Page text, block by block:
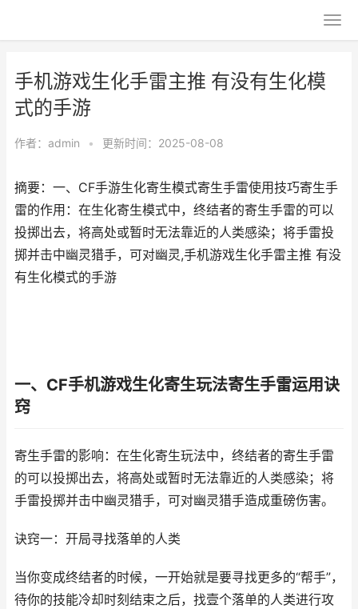
手机游戏生化手雷主推 有没有生化模
式的手游
作者： admin • 更新时间：2025-08-08
摘要：一、CF手游生化寄生模式寄生手雷使用技巧寄生手
雷的作用：在生化寄生模式中，终结者的寄生手雷的可以
投掷出去，将高处或暂时无法靠近的人类感染；将手雷投
掷并击中幽灵猎手，可对幽灵,手机游戏生化手雷主推 有没
有生化模式的手游
一、CF手机游戏生化寄生玩法寄生手雷运用诀
窍
寄生手雷的影响：在生化寄生玩法中，终结者的寄生手雷
的可以投掷出去，将高处或暂时无法靠近的人类感染；将
手雷投掷并击中幽灵猎手，可对幽灵猎手造成重磅伤害。
诀窍一：开局寻找落单的人类
当你变成终结者的时候，一开始就是要寻找更多的“帮手”，
待你的技能冷却时刻结束之后，找壹个落单的人类进行攻